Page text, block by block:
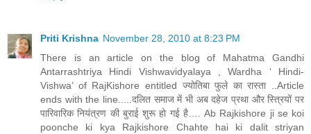
Priti Krishna November 28, 2010 at 8:23 PM
There is an article on the blog of Mahatma Gandhi
Antarrashtriya Hindi Vishwavidyalaya , Wardha ‘ Hindi-
Vishwa’ of RajKishore entitled ज्योतिबा फुले का रास्ता ..Article
ends with the line.....दलित समाज में भी अब दहेज प्रथा और स्त्रियों पर
पारिवारिक नियंत्रण की बुराई शुरू हो गई है…. Ab Rajkishore ji se koi
poonche ki kya Rajkishore Chahte hai ki dalit striyan